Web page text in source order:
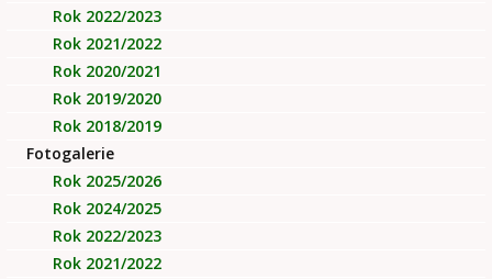
Rok 2022/2023
Rok 2021/2022
Rok 2020/2021
Rok 2019/2020
Rok 2018/2019
Fotogalerie
Rok 2025/2026
Rok 2024/2025
Rok 2022/2023
Rok 2021/2022